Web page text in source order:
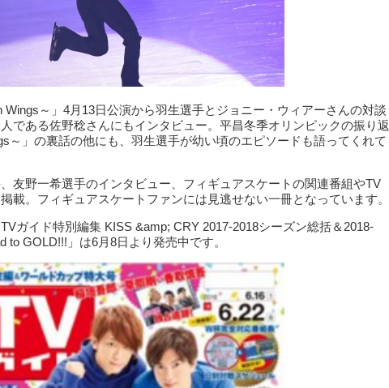
Wings～」4月13日公演から羽生選手とジョニー・ウィアーさんの対談
である佐野稔さんにもインタビュー。平昌冬季オリンピックの振り返
～」の裏話の他にも、羽生選手が幼い頃のエピソードも語ってくれて
友野一希選手のインタビュー、フィギュアスケートの関連番組やTV
載。フィギュアスケートファンには見逃せない一冊となっています。
ガイド特別編集 KISS &amp; CRY 2017‐2018シーズン総括＆2018‐
to GOLD!!!」は6月8日より発売中です。